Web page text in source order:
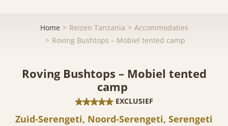
Home Reizen Tanzania
Accommodaties
Roving Bushtops – Mobiel tented camp
Roving Bushtops – Mobiel tented
camp
EXCLUSIEF
Zuid-Serengeti, Noord-Serengeti, Serengeti